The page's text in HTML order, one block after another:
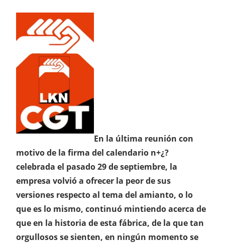
En la última reunión con
motivo de la firma del calendario n+¿?
celebrada el pasado 29 de septiembre, la
empresa volvió a ofrecer la peor de sus
versiones respecto al tema del amianto, o lo
que es lo mismo, continuó mintiendo acerca de
que en la historia de esta fábrica, de la que tan
orgullosos se sienten, en ningún momento se